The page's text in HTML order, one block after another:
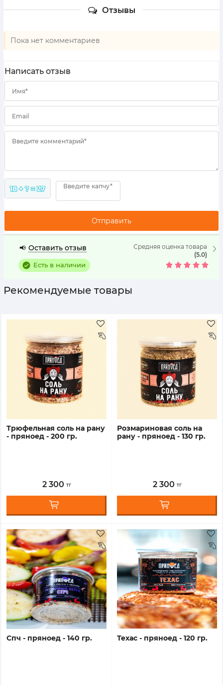
Отзывы
Пока нет комментариев
Написать отзыв
Имя*
Email
Введите комментарий*
18 + ? = 27 Введите капчу*
Средняя оценка товара
(5.0)
📢 Оставить отзыв
Есть в наличии
Рекомендуемые товары
трюфельная соль на рану
- пряноед - 200 гр.
2 300 тг
розмариновая соль на
рану - пряноед - 130 гр.
2 300 тг
спч - пряноед - 140 гр. техас - пряноед - 120 гр.